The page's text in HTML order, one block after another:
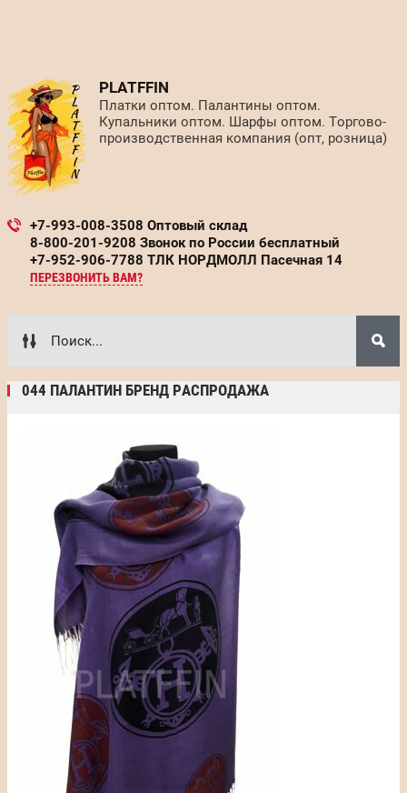
PLATFFIN
Платки оптом. Палантины оптом.
Купальники оптом. Шарфы оптом. Торгово-
производственная компания (опт, розница)
+7-993-008-3508 Оптовый склад
8-800-201-9208 Звонок по России бесплатный
+7-952-906-7788 ТЛК НОРДМОЛЛ Пасечная 14
ПЕРЕЗВОНИТЬ ВАМ?
044 ПАЛАНТИН БРЕНД РАСПРОДАЖА